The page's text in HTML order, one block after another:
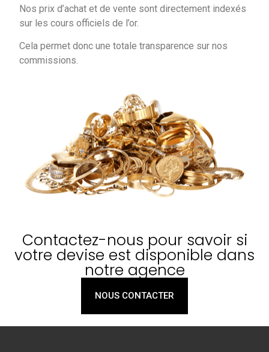
Nos prix d’achat et de vente sont directement indexés
sur les cours officiels de l’or.
Cela permet donc une totale transparence sur nos
commissions.
Contactez-nous pour savoir si
votre devise est disponible dans
notre agence
NOUS CONTACTER